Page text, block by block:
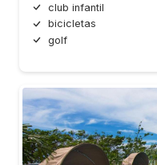
club infantil
bicicletas
golf